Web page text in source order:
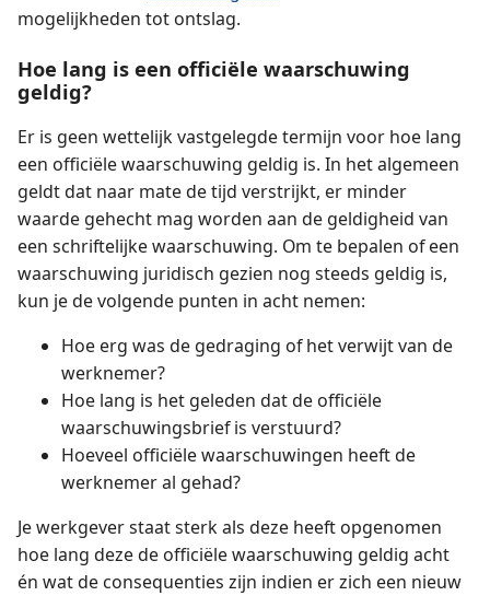
mogelijkheden tot ontslag.
Hoe lang is een officiële waarschuwing
geldig?
Er is geen wettelijk vastgelegde termijn voor hoe lang
een officiële waarschuwing geldig is. In het algemeen
geldt dat naar mate de tijd verstrijkt, er minder
waarde gehecht mag worden aan de geldigheid van
een schriftelijke waarschuwing. Om te bepalen of een
waarschuwing juridisch gezien nog steeds geldig is,
kun je de volgende punten in acht nemen:
Hoe erg was de gedraging of het verwijt van de
werknemer?
Hoe lang is het geleden dat de officiële
waarschuwingsbrief is verstuurd?
Hoeveel officiële waarschuwingen heeft de
werknemer al gehad?
Je werkgever staat sterk als deze heeft opgenomen
hoe lang deze de officiële waarschuwing geldig acht
én wat de consequenties zijn indien er zich een nieuw